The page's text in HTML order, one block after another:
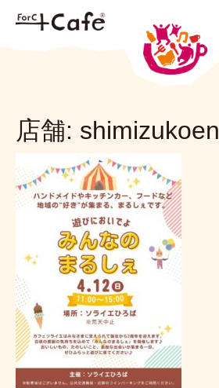
店舗: shimizukoen